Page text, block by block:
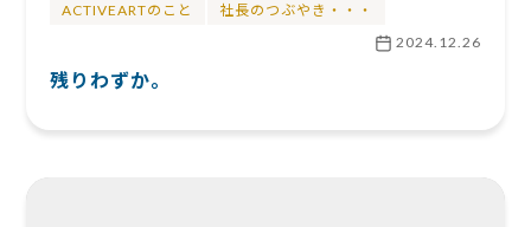
ACTIVEARTのこと
社長のつぶやき・・・
2024.12.26
残りわずか。